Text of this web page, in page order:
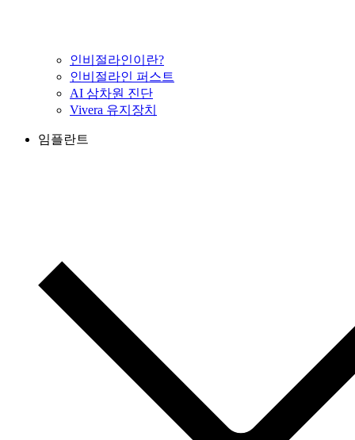
인비절라인이란?
인비절라인 퍼스트
AI 삼차원 진단
Vivera 유지장치
임플란트